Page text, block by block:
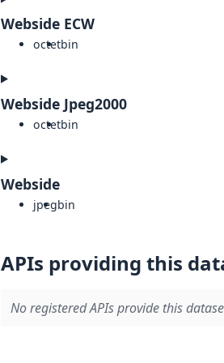
Webside ECW
octetbin
Webside Jpeg2000
octetbin
Webside
jpegbin
APIs providing this
No registered APIs provide this